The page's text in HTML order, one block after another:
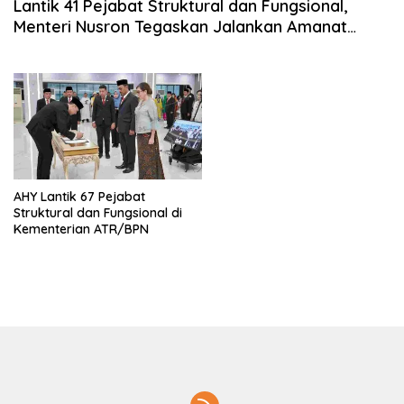
Lantik 41 Pejabat Struktural dan Fungsional,
Menteri Nusron Tegaskan Jalankan Amanat
AHY Lantik 67 Pejabat
Struktural dan Fungsional di
Kementerian ATR/BPN